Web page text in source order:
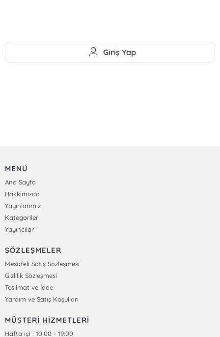
Giriş Yap
MENÜ
Ana Sayfa
Hakkımızda
Yayınlarımız
Kategoriler
Yayıncılar
SÖZLEŞMELER
Mesafeli Satış Sözleşmesi
Gizlilik Sözleşmesi
Teslimat ve İade
Yardım ve Satış Koşulları
MÜŞTERİ HİZMETLERİ
Hafta içi : 10:00 - 19:00